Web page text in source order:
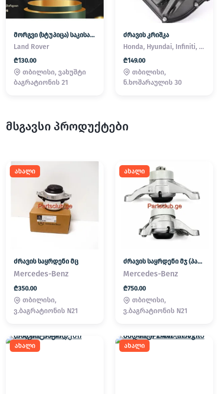
მორგვი (სტუპიცა) საკისარი Land Rover / Range Rover
Land Rover
₾130.00
თბილისი, ვახუშტი
ბაგრატიონის 21
ძრავის კრიშკა
Honda, Hyundai, Infiniti, Kia, Lexus, Mazda, Mitsubishi, Nissan, Subaru, Suzuki, Toyota
₾149.00
თბილისი,
ნ.ხოშარაულის 30
მსგავსი პროდუქტები
ახალი
ძრავის საყრდენი მც
Mercedes-Benz
₾350.00
თბილისი,
ვ.ბაგრატიონის N21
ახალი
ძრავის საყრდენი მჯ (პადმატორნი)
Mercedes-Benz
₾750.00
თბილისი,
ვ.ბაგრატიონის N21
ახალი ახალი